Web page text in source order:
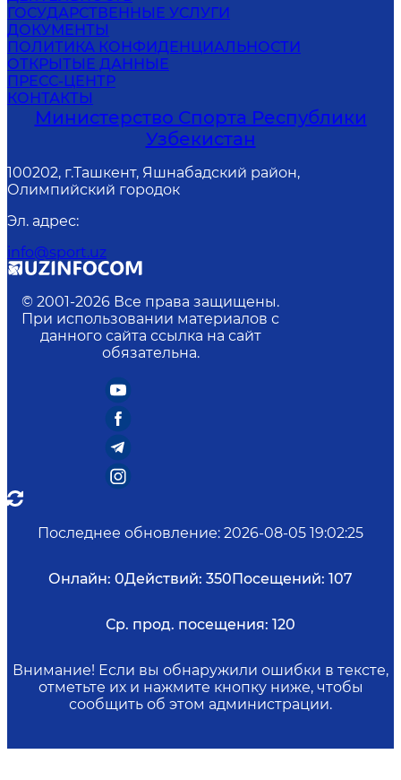
ГОСУДАРСТВЕННЫЕ УСЛУГИ
ДОКУМЕНТЫ
ПОЛИТИКА КОНФИДЕНЦИАЛЬНОСТИ
ОТКРЫТЫЕ ДАННЫЕ
ПРЕСС-ЦЕНТР
КОНТАКТЫ
Министерство Спорта Республики
Узбекистан
100202, г.Ташкент, Яшнабадский район,
Олимпийский городок
Эл. адрес:
info@sport.uz
© 2001-2026 Все права защищены.
При использовании материалов с
данного сайта ссылка на сайт
обязательна.
Последнее обновление: 2026-08-05 19:02:25
Онлайн: 0Действий: 350Посещений: 107
Ср. прод. посещения: 120
Внимание! Если вы обнаружили ошибки в тексте,
отметьте их и нажмите кнопку ниже, чтобы
сообщить об этом администрации.